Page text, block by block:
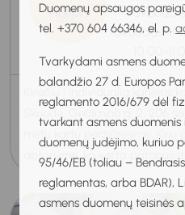
Duomenų apsaugos
tel. +370 604 66346, el. p.
Tvarkydami asmens
balandžio 27 d. Europos
reglamento 2016/679 dėl
tvarkant asmens duomenis
duomenų judėjimo, kuriuo
95/46/EB (toliau –
reglamentas, arba BDAR),
asmens duomenų teisinės
Rugpjūtis
2026
Skuodo
Skuodas, II
Kviečiu į individualią karjeros
Skuode, Gedimino g. 2, 206
metu kartu peržiūrėsime Jūsų
aptarsime, ką verta